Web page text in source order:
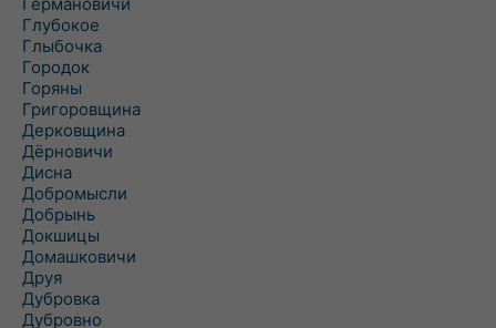
Глубокое
Глыбочка
Городок
Горяны
Григоровщина
Дерковщина
Дёрновичи
Дисна
Добромысли
Добрынь
Докшицы
Домашковичи
Друя
Дубровка
Дубровно